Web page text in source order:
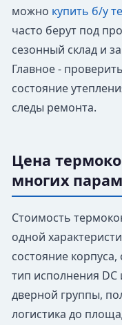
можно купить б/у
часто берут под
сезонный склад и
Главное -
состояние
следы ремонта.
Цена
многих
Стоимость
одной
состояние
тип исполнения DC
дверной группы,
логистика до